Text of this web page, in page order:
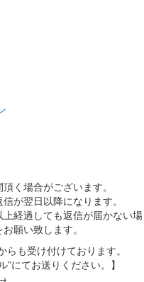
く場合がございます。
が翌日以降になります。
経過しても返信が届かない場
願い致します。
も受け付けております。
”にてお送りください。】